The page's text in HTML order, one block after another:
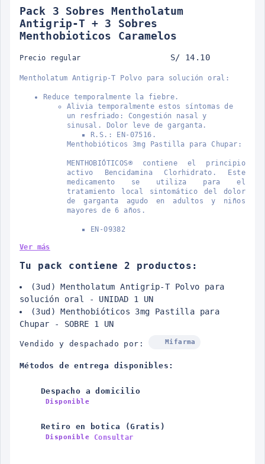
Pack 3 Sobres Mentholatum
Antigrip-T + 3 Sobres
Menthobioticos Caramelos
Precio regular S/ 14.10
Mentholatum Antigrip-T Polvo para solución oral:
Reduce temporalmente la fiebre.
Alivia temporalmente estos síntomas de
un resfriado: Congestión nasal y
sinusal. Dolor leve de garganta.
R.S.: EN-07516.
Menthobióticos 3mg Pastilla para Chupar:
MENTHOBIÓTICOS® contiene el principio
activo Bencidamina Clorhidrato. Este
medicamento se utiliza para el
tratamiento local sintomático del dolor
de garganta agudo en adultos y niños
mayores de 6 años.
EN-09382
Ver más
Tu pack contiene 2 productos:
(3ud) Mentholatum Antigrip-T Polvo para
solución oral - UNIDAD 1 UN
(3ud) Menthobióticos 3mg Pastilla para
Chupar - SOBRE 1 UN
Vendido y despachado por: Mifarma
Métodos de entrega disponibles:
Despacho a domicilio
Disponible
Retiro en botica (Gratis)
Disponible Consultar